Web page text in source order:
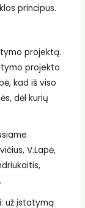
principus.
projektą.
projekto
kad iš viso
dėl kurių
V.Lapė,
už įstatymą